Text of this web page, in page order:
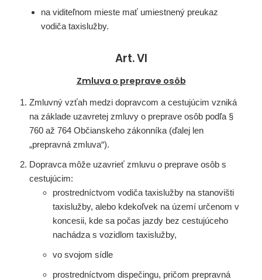
na viditeľnom mieste mať umiestnený preukaz
vodiča taxislužby.
Art. VI
Zmluva o preprave osôb
Zmluvný vzťah medzi dopravcom a cestujúcim vzniká
na základe uzavretej zmluvy o preprave osôb podľa §
760 až 764 Občianskeho zákonníka (ďalej len
„prepravná zmluva“).
Dopravca môže uzavrieť zmluvu o preprave osôb s
cestujúcim:
prostredníctvom vodiča taxislužby na stanovišti
taxislužby, alebo kdekoľvek na území určenom v
koncesii, kde sa počas jazdy bez cestujúceho
nachádza s vozidlom taxislužby,
vo svojom sídle
prostredníctvom dispečingu, pričom prepravná